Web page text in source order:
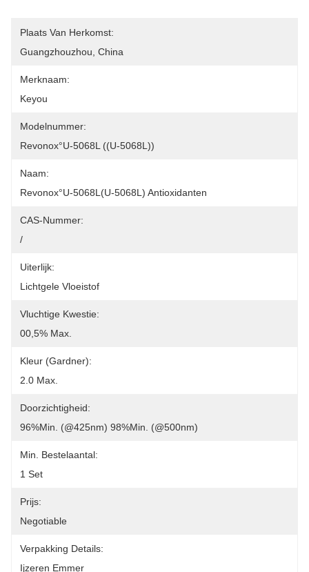
Plaats Van Herkomst:
Guangzhouzhou, China
Merknaam:
Keyou
Modelnummer:
Revonox°U-5068L ((U-5068L))
Naam:
Revonox°U-5068L(U-5068L) Antioxidanten
CAS-Nummer:
/
Uiterlijk:
Lichtgele Vloeistof
Vluchtige Kwestie:
00,5% Max.
Kleur (Gardner):
2.0 Max.
Doorzichtigheid:
96%min. (@425nm) 98%min. (@500nm)
Min. Bestelaantal:
1 Set
Prijs:
Negotiable
Verpakking Details:
Ijzeren Emmer